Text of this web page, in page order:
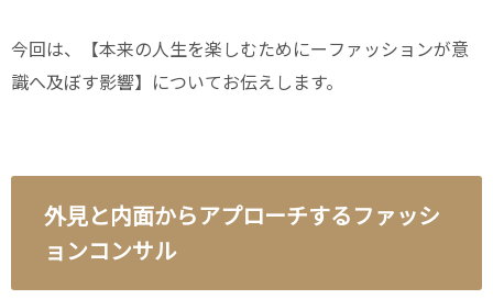
今回は、【本来の人生を楽しむためにーファッションが意
識へ及ぼす影響】についてお伝えします。
外見と内面からアプローチするファッシ
ョンコンサル